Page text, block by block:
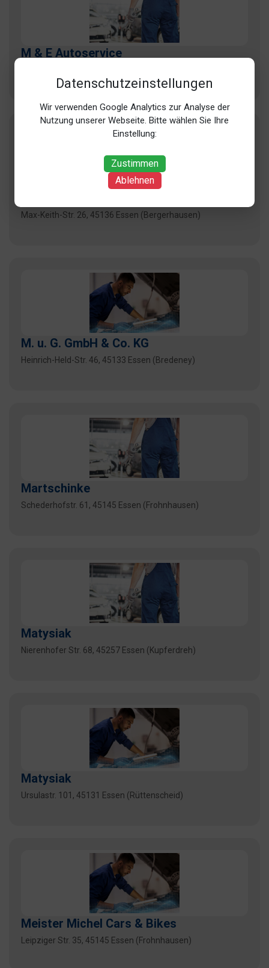
Datenschutzeinstellungen
Wir verwenden Google Analytics zur Analyse der
Nutzung unserer Webseite. Bitte wählen Sie Ihre
Einstellung:
Zustimmen
Ablehnen
M & E Autoservice
Max-Keith-Str. 26, 45136 Essen (Bergerhausen)
M. u. G. GmbH & Co. KG
Heinrich-Held-Str. 46, 45133 Essen (Bredeney)
Martschinke
Schederhofstr. 61, 45145 Essen (Frohnhausen)
Matysiak
Nierenhofer Str. 68, 45257 Essen (Kupferdreh)
Matysiak
Ursulastr. 101, 45131 Essen (Rüttenscheid)
Meister Michel Cars & Bikes
Leipziger Str. 35, 45145 Essen (Frohnhausen)